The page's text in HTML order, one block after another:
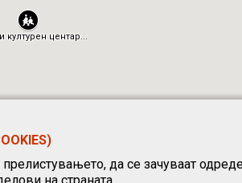
да се зачуваат